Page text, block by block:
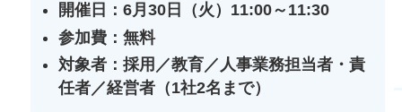
開催日：6月30日（火）11:00～11:30
参加費：無料
対象者：採用／教育／人事業務担当者・責
任者／経営者（1社2名まで）